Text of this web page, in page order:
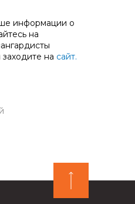
информации о
на
на сайт.